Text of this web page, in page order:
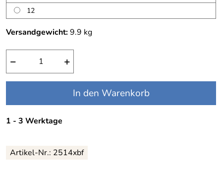
12
Versandgewicht:9.9 kg
− +
In den Warenkorb
1 - 3 Werktage
Artikel-Nr.: 2514xbf